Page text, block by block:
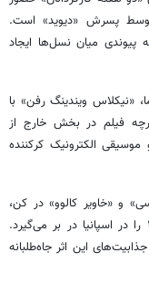
توسط پسرش «دیوید» است.
پیوندی میان نسل‌ها ایجاد
«نیکلاس ویندینگ رفن» با
فیلم در بخش خارج از
الکترونیک کرکننده
و «خاویر کالوو» در کن،
یک حماسه کوییر است که بازه زمانی ۱۹۳۲ تا ۲۰۱۷ را در اسپانیا در بر می‌گیرد.
این اثر جاه‌طلبانه